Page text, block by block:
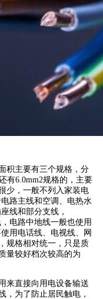
积主要有三个规格，分
有6.0mm2规格的，主要
少，一般不列入家装电
路主线和空调、电热水
线和部分支线，
电路中地线一般也使用
用电话线、电视线、网
规格相对统一，只是质
量较好档次较高的为
来直接向用电设备输送
，为了防止居民触电，